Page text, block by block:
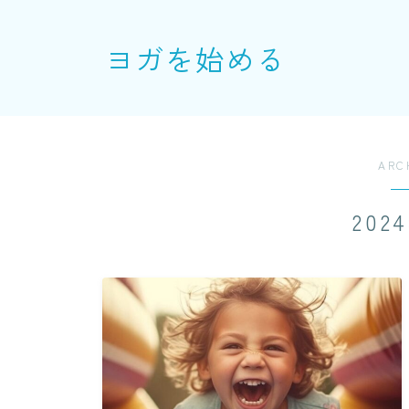
ヨガを始める